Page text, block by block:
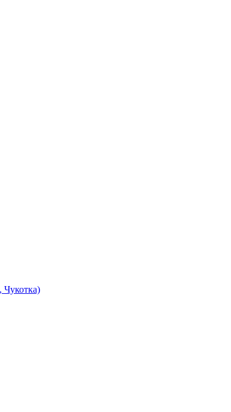
Чукотка)